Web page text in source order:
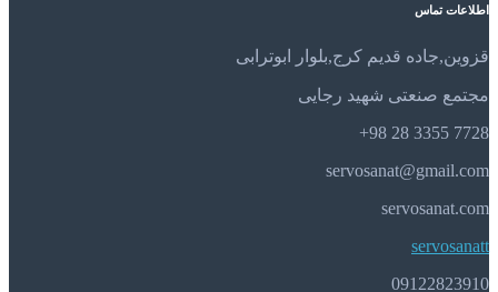
اطلاعات تماس
قزوین,جاده قدیم کرج,بلوار ابوترابی
مجتمع صنعتی شهید رجایی
7728 3355 28 98+
servosanat@gmail.com
servosanat.com
servosanatt
09122823910